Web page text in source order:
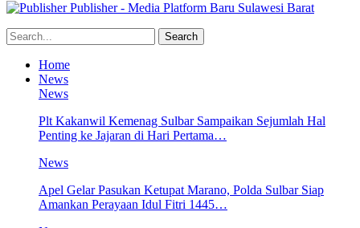
Publisher - Media Platform Baru Sulawesi Barat
Home
News
News
Plt Kakanwil Kemenag Sulbar Sampaikan Sejumlah Hal
Penting ke Jajaran di Hari Pertama…
News
Apel Gelar Pasukan Ketupat Marano, Polda Sulbar Siap
Amankan Perayaan Idul Fitri 1445…